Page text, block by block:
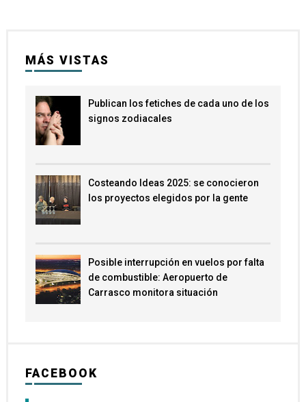
MÁS VISTAS
Publican los fetiches de cada uno de los
signos zodiacales
Costeando Ideas 2025: se conocieron
los proyectos elegidos por la gente
Posible interrupción en vuelos por falta
de combustible: Aeropuerto de
Carrasco monitora situación
FACEBOOK